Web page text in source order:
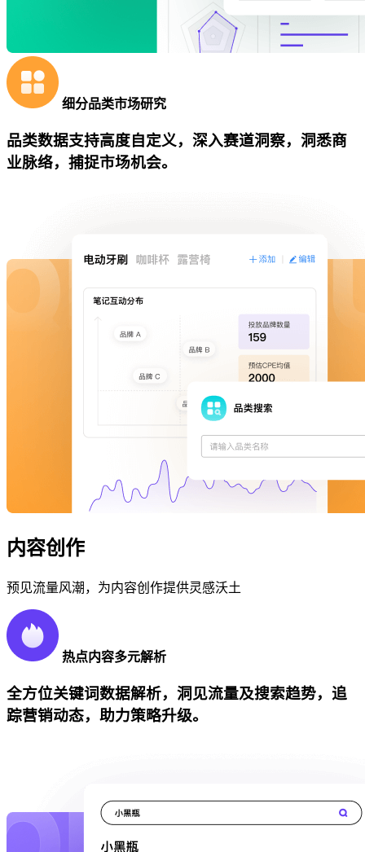
细分品类市场研究
品类数据支持高度自定义，深入赛道洞察，洞悉商
业脉络，捕捉市场机会。
内容创作
预见流量风潮，为内容创作提供灵感沃土
热点内容多元解析
全方位关键词数据解析，洞见流量及搜索趋势，追
踪营销动态，助力策略升级。